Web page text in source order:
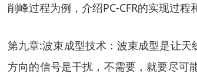
削峰过程为例，介绍PC-CFR的实现过程
第九章:波束成型技术：波束成型是让
方向的信号是干扰，不需要，就要尽可